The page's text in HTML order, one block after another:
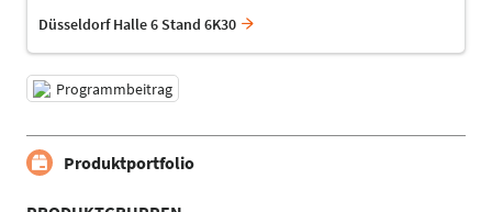
Düsseldorf Halle 6 Stand 6K30
Programmbeitrag
Produktportfolio